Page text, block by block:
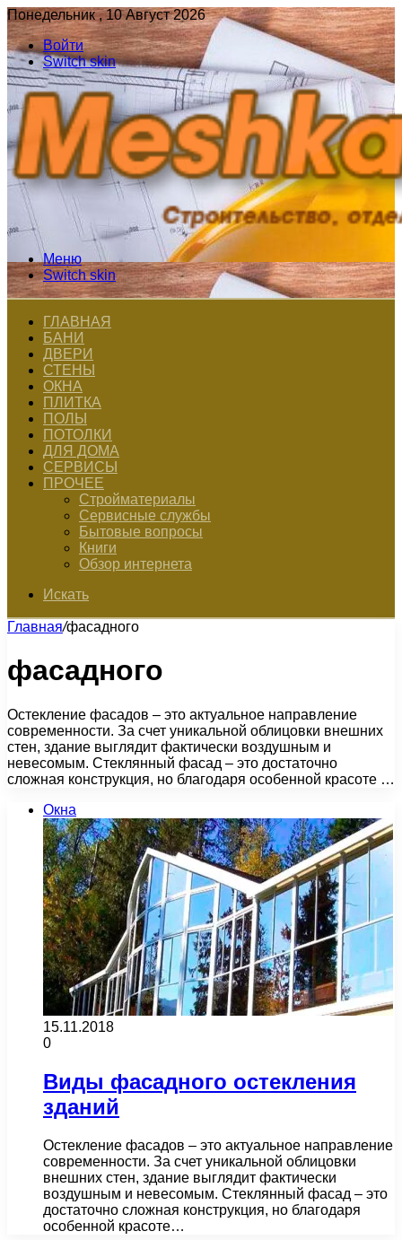
Понедельник , 10 Август 2026
Войти
Switch skin
Меню
Switch skin
ГЛАВНАЯ
БАНИ
ДВЕРИ
СТЕНЫ
ОКНА
ПЛИТКА
ПОЛЫ
ПОТОЛКИ
ДЛЯ ДОМА
СЕРВИСЫ
ПРОЧЕЕ
Стройматериалы
Сервисные службы
Бытовые вопросы
Книги
Обзор интернета
Искать
Главная/фасадного
фасадного
Остекление фасадов – это актуальное направление
современности. За счет уникальной облицовки внешних
стен, здание выглядит фактически воздушным и
невесомым. Стеклянный фасад – это достаточно
сложная конструкция, но благодаря особенной красоте …
Окна
15.11.2018
0
Виды фасадного остекления
зданий
Остекление фасадов – это актуальное направление
современности. За счет уникальной облицовки
внешних стен, здание выглядит фактически
воздушным и невесомым. Стеклянный фасад – это
достаточно сложная конструкция, но благодаря
особенной красоте…